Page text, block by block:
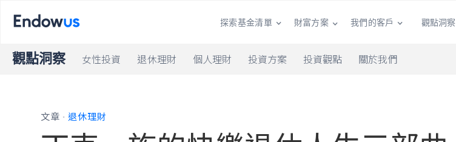
探索基金清單 財富方案 我們的客戶 觀點洞察
觀點洞察 女性投資 退休理財 個人理財 投資方案 投資觀點 關於我們
文章 . 退休理財